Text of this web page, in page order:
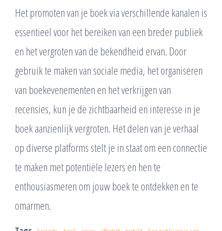
Het promoten van je boek via verschillende kanalen is
essentieel voor het bereiken van een breder publiek
en het vergroten van de bekendheid ervan. Door
gebruik te maken van sociale media, het organiseren
van boekevenementen en het verkrijgen van
recensies, kun je de zichtbaarheid en interesse in je
boek aanzienlijk vergroten. Het delen van je verhaal
op diverse platforms stelt je in staat om een connectie
te maken met potentiële lezers en hen te
enthousiasmeren om jouw boek te ontdekken en te
omarmen.